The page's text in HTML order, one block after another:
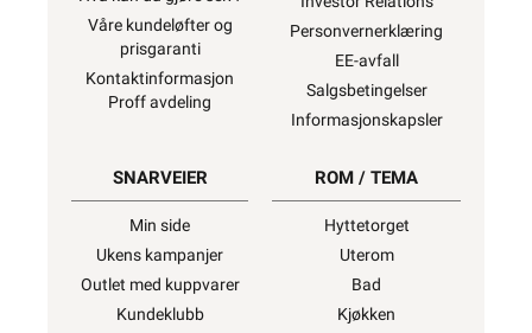
Våre kundeløfter og
prisgaranti
Kontaktinformasjon
Proff avdeling
Personvernerklæring
EE-avfall
Salgsbetingelser
Informasjonskapsler
SNARVEIER
Min side
Ukens kampanjer
Outlet med kuppvarer
Kundeklubb
ROM / TEMA
Hyttetorget
Uterom
Bad
Kjøkken